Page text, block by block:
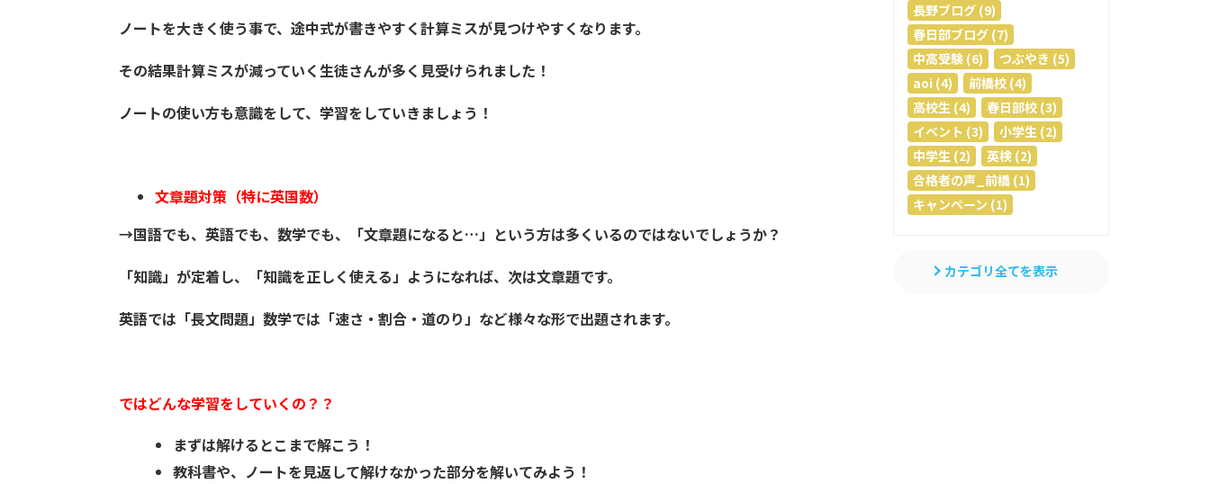
ノートを大きく使う事で、途中式が書きやすく計算ミスが見つけやすくなります。
その結果計算ミスが減っていく生徒さんが多く見受けられました！
ノートの使い方も意識をして、学習をしていきましょう！
文章題対策（特に英国数）
→国語でも、英語でも、数学でも、「文章題になると…」という方は多くいるのではないでしょうか？
「知識」が定着し、「知識を正しく使える」ようになれば、次は文章題です。
英語では「長文問題」数学では「速さ・割合・道のり」など様々な形で出題されます。
ではどんな学習をしていくの？？
まずは解けるとこまで解こう！
教科書や、ノートを見返して解けなかった部分を解いてみよう！
長野ブログ (9)
春日部ブログ (7)
中高受験 (6)
つぶやき (5)
aoi (4)
前橋校 (4)
高校生 (4)
春日部校 (3)
イベント (3)
小学生 (2)
中学生 (2)
英検 (2)
合格者の声_前橋 (1)
キャンペーン (1)
カテゴリ全てを表示